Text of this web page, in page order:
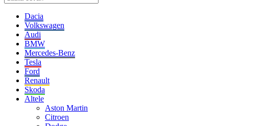
Dacia
Volkswagen
Audi
BMW
Mercedes-Benz
Tesla
Ford
Renault
Skoda
Altele
Aston Martin
Citroen